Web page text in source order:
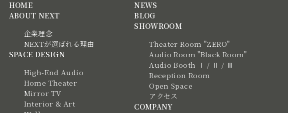
HOME
ABOUT NEXT
企業理念
NEXTが選ばれる理由
SPACE DESIGN
High-End Audio
Home Theater
Mirror TV
Interior & Art
NEWS
BLOG
SHOWROOM
Theater Room "ZERO"
Audio Room "Black Room"
Audio Booth Ⅰ / Ⅱ / Ⅲ
Reception Room
Open Space
アクセス
COMPANY